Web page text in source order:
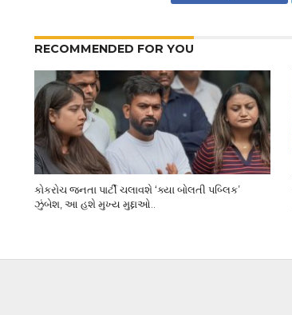
RECOMMENDED FOR YOU
કોકરોચ જનતા પાર્ટી ચલાવશે ‘ક્યા બોલતી પબ્લિક’
ઝુંબેશ, આ હશે મુખ્ય મુદ્દાઓ..